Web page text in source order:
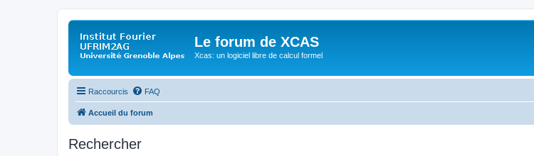
Le forum de XCAS
Xcas: un logiciel libre de calcul formel
Raccourcis FAQ
Accueil du forum
Rechercher